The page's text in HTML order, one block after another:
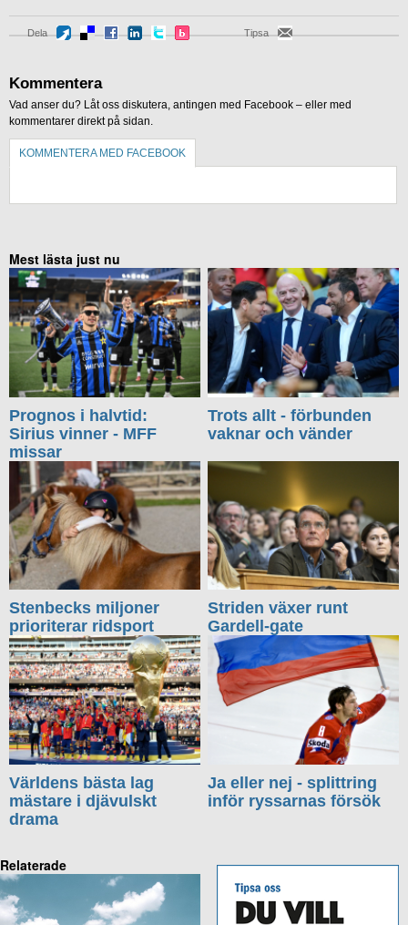
Dela Tipsa
Kommentera
Vad anser du? Låt oss diskutera, antingen med Facebook – eller med
kommentarer direkt på sidan.
KOMMENTERA MED FACEBOOK
Mest lästa just nu
Prognos i halvtid:
Sirius vinner - MFF
missar
Trots allt - förbunden
vaknar och vänder
Stenbecks miljoner
prioriterar ridsport
Striden växer runt
Gardell-gate
Världens bästa lag
mästare i djävulskt
drama
Ja eller nej - splittring
inför ryssarnas försök
Relaterade